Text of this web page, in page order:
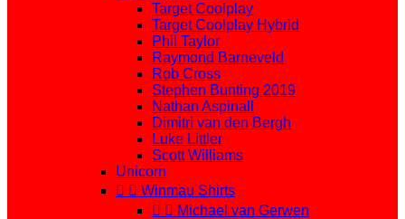
Target Coolplay
Target Coolplay Hybrid
Phil Taylor
Raymond Barneveld
Rob Cross
Stephen Bunting 2019
Nathan Aspinall
Dimitri van den Bergh
Luke Littler
Scott Williams
Unicorn
  Winmau Shirts
  Michael van Gerwen